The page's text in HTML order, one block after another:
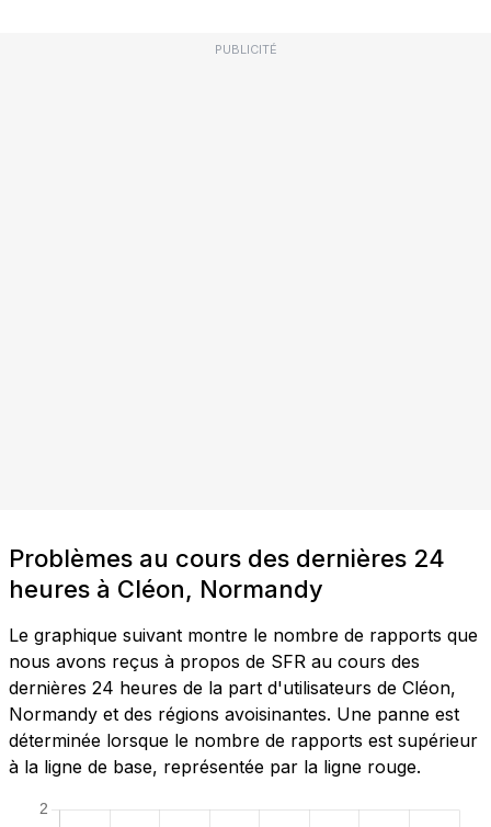
PUBLICITÉ
Problèmes au cours des dernières 24
heures à Cléon, Normandy
Le graphique suivant montre le nombre de rapports que
nous avons reçus à propos de SFR au cours des
dernières 24 heures de la part d'utilisateurs de Cléon,
Normandy et des régions avoisinantes. Une panne est
déterminée lorsque le nombre de rapports est supérieur
à la ligne de base, représentée par la ligne rouge.